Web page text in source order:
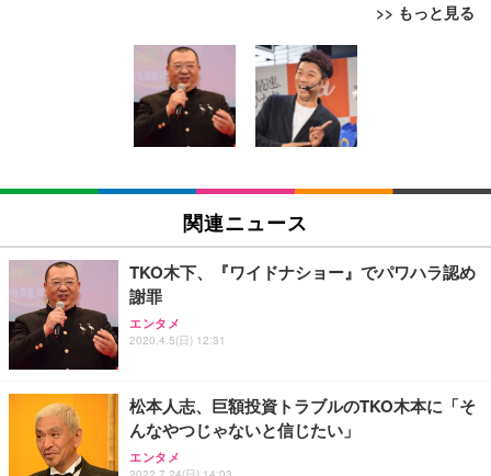
>> もっと見る
[EdoErgo] オフィスチェア 椅子 テレワーク 疲れな
い 跳ね上げ式アームレスト コンパクト 約105度ロッ
キング pc 事務椅子 360度回転 座面昇降 強化ナイロ
ン樹脂ベース 通気性メッシュ 在宅ワーク H-WY01
(黒網+黒枠+黒足)
￥5,699
SIHOO B100 オフィスチェア／デスクチェア メッシ
ュチェア 人間工学 疲れない ブラック
￥27,999
Sezlife オフィスチェア デスクチェア 疲れない テレ
ワーク チェア 強化バックレスト 30度ロッキング機
能 人間工学 椅子 腰サポート 90度跳ね上げ式アーム
ョン PCチェア 通気性メッシュ ゲーミング/勉強/事
務用 おしゃれ パソコンチェア (ブラック)
Sezlife オフィスチェア デスクチェア 疲れない テレ
ワーク チェア 強化バックレスト 30度ロッキング機
EIZO ビジネス向けプレミアムモニター | FlexScan
EV3240X-WT | 31.5型4K UHD・USB Type-C・ホワ
イト
￥105,595
EIZO ビジネス向けプレミアムモニター | FlexScan
￥109,572
【純正品】27"ゲーミングモニター DualSense 充電
フック付き（CFI-ZDM1J）
【整備済み品】Dell E2724HS 27インチ 液晶モニタ
ー フルHD（1920×1080）VA 非光沢 HDMI/DisplayP
Amazonベーシック ペットシーツ 薄型 レギュラー 1
回使い捨て 無香料 ホワイト 300枚
￥3,373
Amazonベーシック ペットシーツ 厚型 ワイド 42枚
x2袋(84枚) ホワイト(吸収面:ライトブルー)
￥3,234
ネオ・ルーライフ ネオ・オムツ L 中型犬用 26枚入
り 単品
Smart Basic(スマートベーシック) 【Amazon.co.jp
限定】 Smart Basic アイリスオーヤマ ペットシーツ
関連ニュース
TKO木下、『ワイドナショー』でパワハラ認め
謝罪
エンタメ
2020.4.5(日) 12:31
松本人志、巨額投資トラブルのTKO木本に「そ
んなやつじゃないと信じたい」
エンタメ